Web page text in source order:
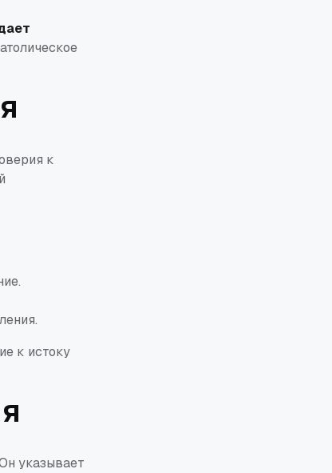
к
к истоку
указывает